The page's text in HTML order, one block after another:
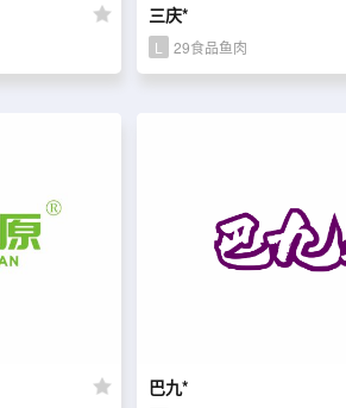
三庆*
L 29食品鱼肉
巴九*